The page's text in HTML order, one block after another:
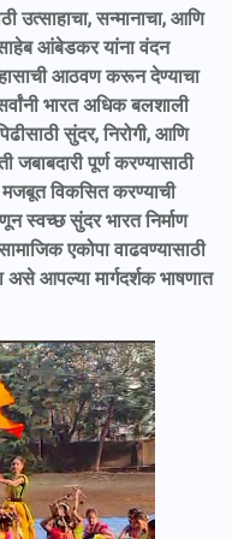
उत्साहाचा, सन्मानाचा, आणि
आंबेडकर यांना वंदन
आठवण करून देण्याचा
भारत अधिक बलशाली
सुंदर, निरोगी, आणि
पूर्ण करण्यासाठी
विकसित करण्याची
स्वच्छ सुंदर भारत निर्माण
एकोपा वाढवण्यासाठी
आपल्या मार्गदर्शक भाषणात